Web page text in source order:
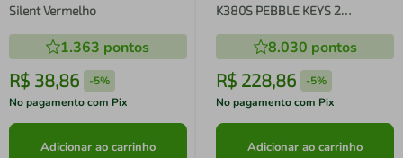
Silent Vermelho
1.363 pontos
R$ 38,86 -5%
No pagamento com Pix
Adicionar ao carrinho
K380S PEBBLE KEYS 2
8.030 pontos
R$ 228,86 -5%
No pagamento com Pix
Adicionar ao carrinho